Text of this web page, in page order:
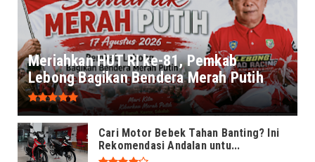
Meriahkan HUT RI ke-81, Pemkab
Lebong Bagikan Bendera Merah Putih
Cari Motor Bebek Tahan Banting? Ini
Rekomendasi Andalan untu...